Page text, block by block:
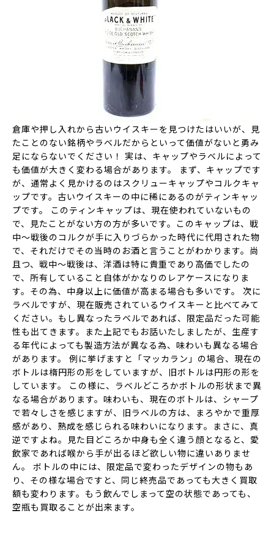
倉庫や押し入れから古いウイスキーを見つけたはいいが、見
たことのない銘柄やラベルだからといって価値がないと勇み
足にならないでください！ 実は、キャップやラベルによって
も価値が大きく変わる場合があります。 まず、キャップです
が、通常よく見かけるのはスクリューキャップやコルクキャ
ップです。古いウイスキーの中に稀にあるのがティンキャッ
プです。 このティンキャップは、現在使われていないもの
で、見たことがない方の方が多いです。このキャップは、戦
中～戦後のコルクが手に入りづらかった時代に代用された物
で、それだけでその当時のお酒と言うことがわかります。尚
且つ、戦中～戦後は、洋酒は特に貴重であり高価でしたの
で、所有していること自体がかなりのレアケースになりま
す。その為、中身以上に価値が高まる場合も多いです。 次に
ラベルですが、現在販売されているウイスキーと比べてみて
ください。もし異なったラベルであれば、限定品だった可能
性も出てきます。また上記でもお話いたしましたが、生産す
る年代によっても製造方法が異なる為、味わいも異なる場合
があります。 例に挙げますと「マッカラン」の場合、現在の
ボトルは楕円形の形をしていますが、旧ボトルは円形の形を
しています。 この様に、ラベルどころかボトルの形状まで異
なる場合があります。味わいも、現在のボトルは、シャープ
で若々しさを感じますが、旧ラベルの方は、まろやかで重厚
感があり、熟成を感じられる味わいになります。まさに、真
逆ですよね。見た目どころか中身も全く違う顔となると、愛
飲家であれば喉から手が出るほど欲しい物に違いありませ
ん。 ボトルの中には、限定品で変わったデザインの物もあ
り、その様な場合ですと、同じ終売品であっても大きく買取
額も変わります。もう飲んでしまって空の状態であっても、
空瓶も買取ることが出来ます。